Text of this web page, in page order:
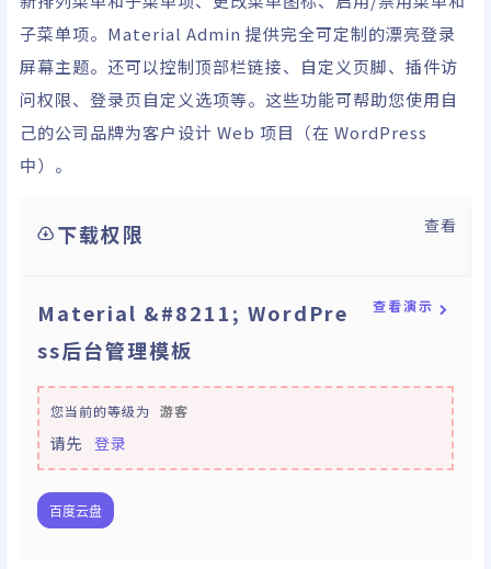
子菜单项。Material Admin 提供完全可定制的漂亮登录
屏幕主题。还可以控制顶部栏链接、自定义页脚、插件访
问权限、登录页自定义选项等。这些功能可帮助您使用自
己的公司品牌为客户设计 Web 项目（在 WordPress
中）。
下载权限 查看
Material &#8211; WordPre
ss后台管理模板
查看演示
您当前的等级为 游客
请先 登录
百度云盘